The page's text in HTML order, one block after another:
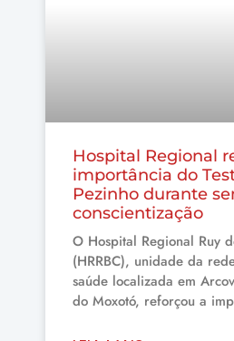
Hospital Regional
importância do
Pezinho durante
conscientização
O Hospital Regional Ruy
(HRRBC), unidade da
saúde localizada em
do Moxotó, reforçou a